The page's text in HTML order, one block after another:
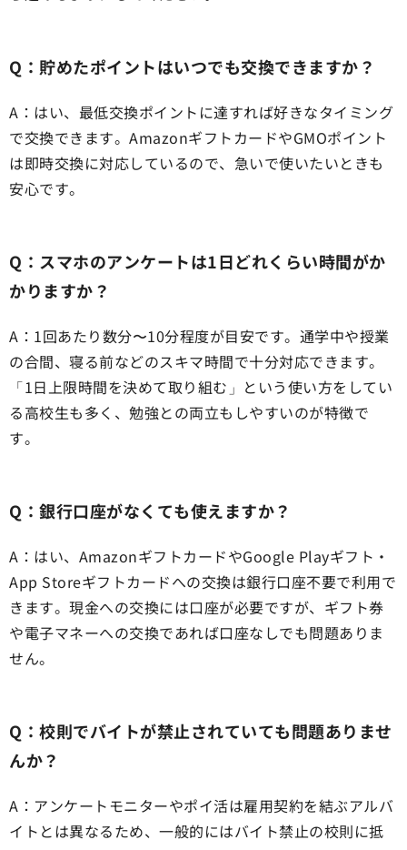
Q：貯めたポイントはいつでも交換できますか？
A：はい、最低交換ポイントに達すれば好きなタイミング
で交換できます。AmazonギフトカードやGMOポイント
は即時交換に対応しているので、急いで使いたいときも
安心です。
Q：スマホのアンケートは1日どれくらい時間がか
かりますか？
A：1回あたり数分〜10分程度が目安です。通学中や授業
の合間、寝る前などのスキマ時間で十分対応できます。
「1日上限時間を決めて取り組む」という使い方をしてい
る高校生も多く、勉強との両立もしやすいのが特徴で
す。
Q：銀行口座がなくても使えますか？
A：はい、AmazonギフトカードやGoogle Playギフト・
App Storeギフトカードへの交換は銀行口座不要で利用で
きます。現金への交換には口座が必要ですが、ギフト券
や電子マネーへの交換であれば口座なしでも問題ありま
せん。
Q：校則でバイトが禁止されていても問題ありませ
んか？
A：アンケートモニターやポイ活は雇用契約を結ぶアルバ
イトとは異なるため、一般的にはバイト禁止の校則に抵